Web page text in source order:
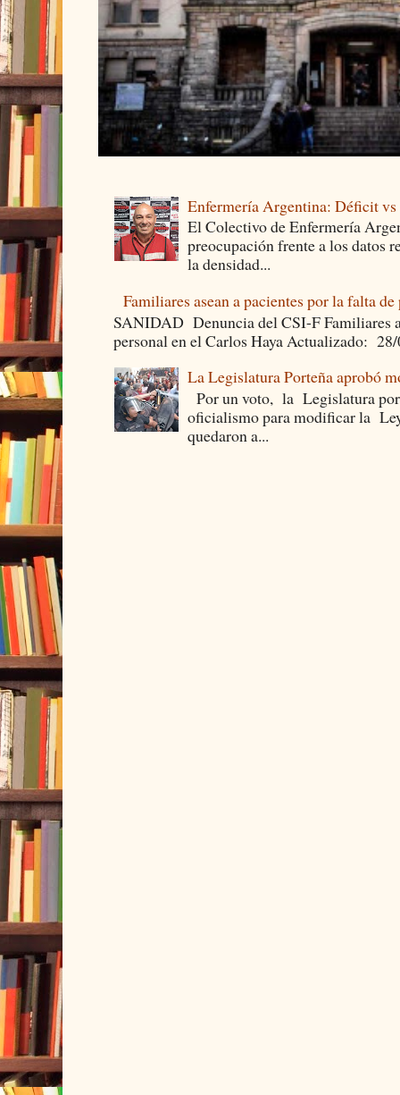
Enfermería Argentina: Déficit
El Colectivo de Enfermería
preocupación frente a los datos
la densidad...
Familiares asean a pacientes por la falta
SANIDAD Denuncia del CSI-F Familiares
personal en el Carlos Haya Actualizado:
La Legislatura Porteña aprobó
Por un voto, la Legislatura
oficialismo para modificar la
quedaron a...